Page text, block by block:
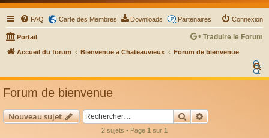
FAQ Carte des Membres Downloads Partenaires Connexion
Portail
Accueil du forum Bienvenue a Chateauvieux Forum de bienvenue
Traduire le Forum
e
Forum de bienvenue
Nouveau sujet RechercherRecherche
2 sujets • Page 1 sur 1